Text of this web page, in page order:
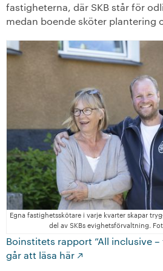
fastigheterna, där SKB står för
medan boende sköter plantering
Egna fastighetsskötare i varje kvarter skapar
del av SKBs evighetsförvaltning.
Boinstitets rapport ”All inclusive
går att läsa här